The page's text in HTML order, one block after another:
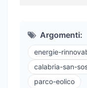
Argomenti:
energie-
calabria-san-
parco-eolico